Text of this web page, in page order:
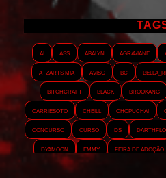
AI ASS Abalyn Agraviane
Atzarts Mia
Aviso BC
Bitchcraft
Black Brookang
Carriesoto
Cheill Chopuchai
Concurso
Curso DS
Dyamoon
Emmy Feira de adoção
GeminnieKook